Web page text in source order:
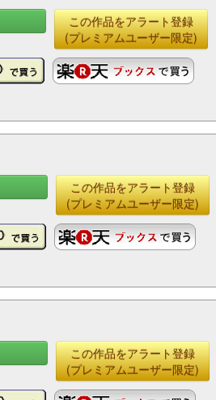
この作品をアラート登録
(プレミアムユーザー限定)
この作品をアラート登録
(プレミアムユーザー限定)
この作品をアラート登録
(プレミアムユーザー限定)